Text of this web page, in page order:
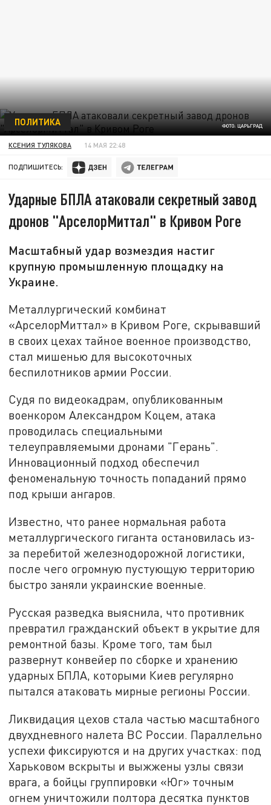
ФОТО: ЦАРЬГРАД
ПОЛИТИКА
КСЕНИЯ ТУЛЯКОВА 14 МАЯ 22:48
ПОДПИШИТЕСЬ:
Ударные БПЛА атаковали секретный завод
дронов "АрселорМиттал" в Кривом Роге
Масштабный удар возмездия настиг
крупную промышленную площадку на
Украине.
Металлургический комбинат
«АрселорМиттал» в Кривом Роге, скрывавший
в своих цехах тайное военное производство,
стал мишенью для высокоточных
беспилотников армии России.
Судя по видеокадрам, опубликованным
военкором Александром Коцем, атака
проводилась специальными
телеуправляемыми дронами "Герань".
Инновационный подход обеспечил
феноменальную точность попаданий прямо
под крыши ангаров.
Известно, что ранее нормальная работа
металлургического гиганта остановилась из-
за перебитой железнодорожной логистики,
после чего огромную пустующую территорию
быстро заняли украинские военные.
Русская разведка выяснила, что противник
превратил гражданский объект в укрытие для
ремонтной базы. Кроме того, там был
развернут конвейер по сборке и хранению
ударных БПЛА, которыми Киев регулярно
пытался атаковать мирные регионы России.
Ликвидация цехов стала частью масштабного
двухдневного налета ВС России. Параллельно
успехи фиксируются и на других участках: под
Харьковом вскрыты и выжжены узлы связи
врага, а бойцы группировки «Юг» точным
огнем уничтожили полтора десятка пунктов